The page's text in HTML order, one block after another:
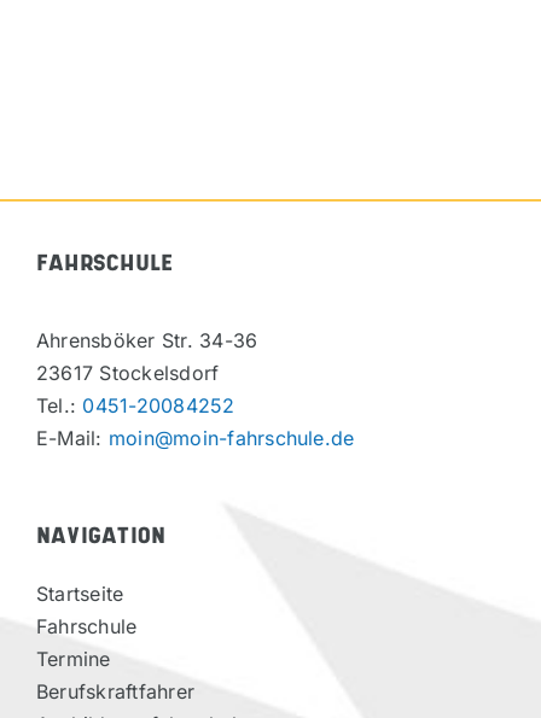
FAHRSCHULE
Ahrensböker Str. 34-36
23617 Stockelsdorf
Tel.: 0451-20084252
E-Mail: moin@moin-fahrschule.de
NAVIGATION
Startseite
Fahrschule
Termine
Berufskraftfahrer